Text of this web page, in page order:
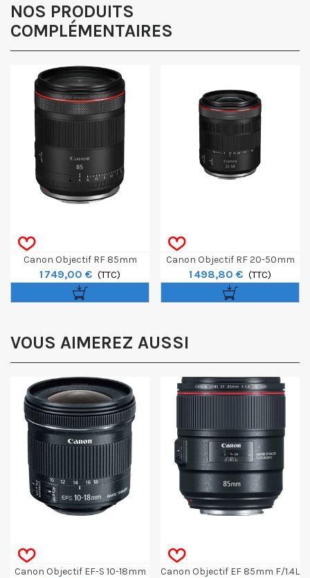
NOS PRODUITS
COMPLÉMENTAIRES
Canon Objectif RF 85mm
F/1.4L VCM
1 749,00 € (TTC)
Canon Objectif RF 20-50mm
F/4L IS USM PZ
1 498,80 € (TTC)
VOUS AIMEREZ AUSSI
Canon Objectif EF-S 10-18mm
Canon Objectif EF 85mm F/1.4L